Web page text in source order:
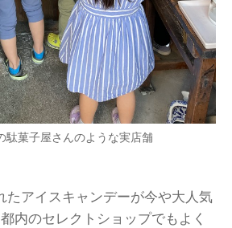
駄菓子屋さんのような実店舗
たアイスキャンデーが今や大人気
都内のセレクトショップでもよく